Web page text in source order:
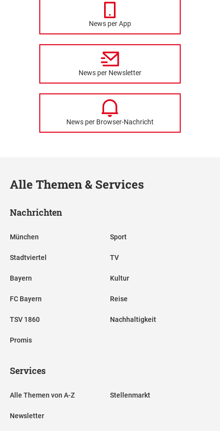
News per App
News per Newsletter
News per Browser-Nachricht
Alle Themen & Services
Nachrichten
München
Stadtviertel
Bayern
FC Bayern
TSV 1860
Promis
Sport
TV
Kultur
Reise
Nachhaltigkeit
Services
Alle Themen von A-Z
Newsletter
Stellenmarkt